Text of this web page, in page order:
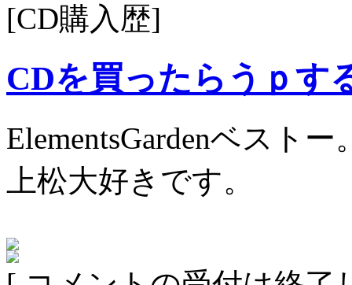
[CD購入歴]
CDを買ったらうｐす
ElementsGardenベストー
上松大好きです。